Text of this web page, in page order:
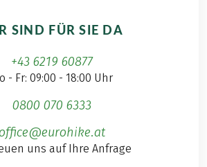
SIND FÜR SIE DA
+43 6219 60877
- Fr: 09:00 - 18:00 Uhr
0800 070 6333
uns auf Ihre Anfrage